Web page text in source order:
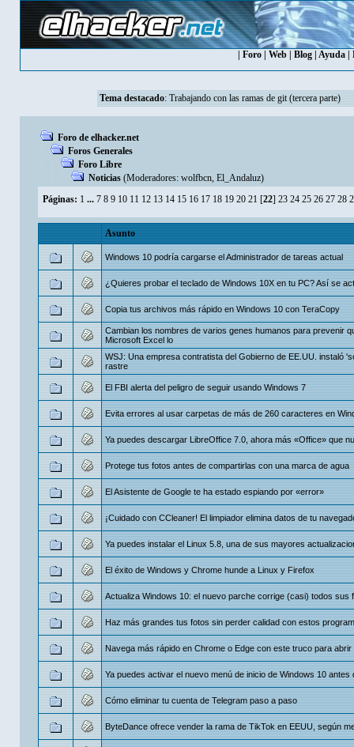
Foro Web Blog Ayuda
Tema destacado: Trabajando con las ramas de git (tercera parte)
Foro de elhacker.net
Foros Generales
Foro Libre
Noticias (Moderadores: wolfbcn, El_Andaluz)
Páginas: 1 ... 7 8 9 10 11 12 13 14 15 16 17 18 19 20 21 [22] 23 24 25 26 27 28
Asunto
Windows 10 podría cargarse el Administrador de tareas actual
¿Quieres probar el teclado de Windows 10X en tu PC? Así se
Copia tus archivos más rápido en Windows 10 con TeraCopy
Cambian los nombres de varios genes humanos para prevenir
Microsoft Excel lo
WSJ: Una empresa contratista del Gobierno de EE.UU. instaló
rastre
El FBI alerta del peligro de seguir usando Windows 7
Evita errores al usar carpetas de más de 260 caracteres en
Ya puedes descargar LibreOffice 7.0, ahora más «Office» que
Protege tus fotos antes de compartirlas con una marca de agua
El Asistente de Google te ha estado espiando por «error»
¡Cuidado con CCleaner! El limpiador elimina datos de tu
Ya puedes instalar el Linux 5.8, una de sus mayores
El éxito de Windows y Chrome hunde a Linux y Firefox
Actualiza Windows 10: el nuevo parche corrige (casi) todos sus
Haz más grandes tus fotos sin perder calidad con estos
Navega más rápido en Chrome o Edge con este truco para abrir
Ya puedes activar el nuevo menú de inicio de Windows 10 antes
Cómo eliminar tu cuenta de Telegram paso a paso
ByteDance ofrece vender la rama de TikTok en EEUU, según